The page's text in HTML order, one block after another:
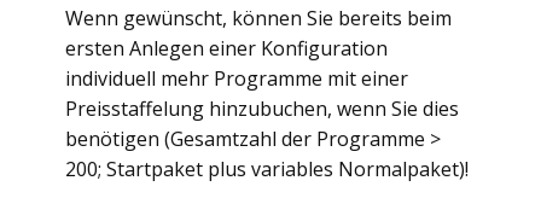
Wenn gewünscht, können Sie bereits beim
ersten Anlegen einer Konfiguration
individuell mehr Programme mit einer
Preisstaffelung hinzubuchen, wenn Sie dies
benötigen (Gesamtzahl der Programme >
200; Startpaket plus variables Normalpaket)!